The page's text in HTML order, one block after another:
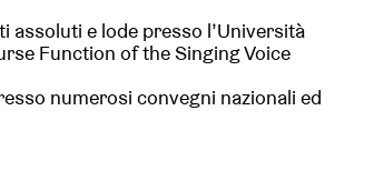
assoluti e lode presso l’Università
Function of the Singing Voice
numerosi convegni nazionali ed